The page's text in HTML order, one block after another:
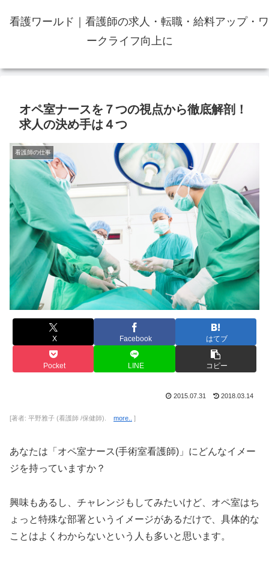
看護ワールド｜看護師の求人・転職・給料アップ・ワ
ークライフ向上に
オペ室ナースを７つの視点から徹底解剖！
求人の決め手は４つ
看護師の仕事
X Facebook はてブ
Pocket LINE コピー
2015.07.31 2018.03.14
[著者: 平野雅子 (看護師 /保健師). more.. ]
あなたは「オペ室ナース(手術室看護師)」にどんなイメー
ジを持っていますか？
興味もあるし、チャレンジもしてみたいけど、オペ室はち
ょっと特殊な部署というイメージがあるだけで、具体的な
ことはよくわからないという人も多いと思います。